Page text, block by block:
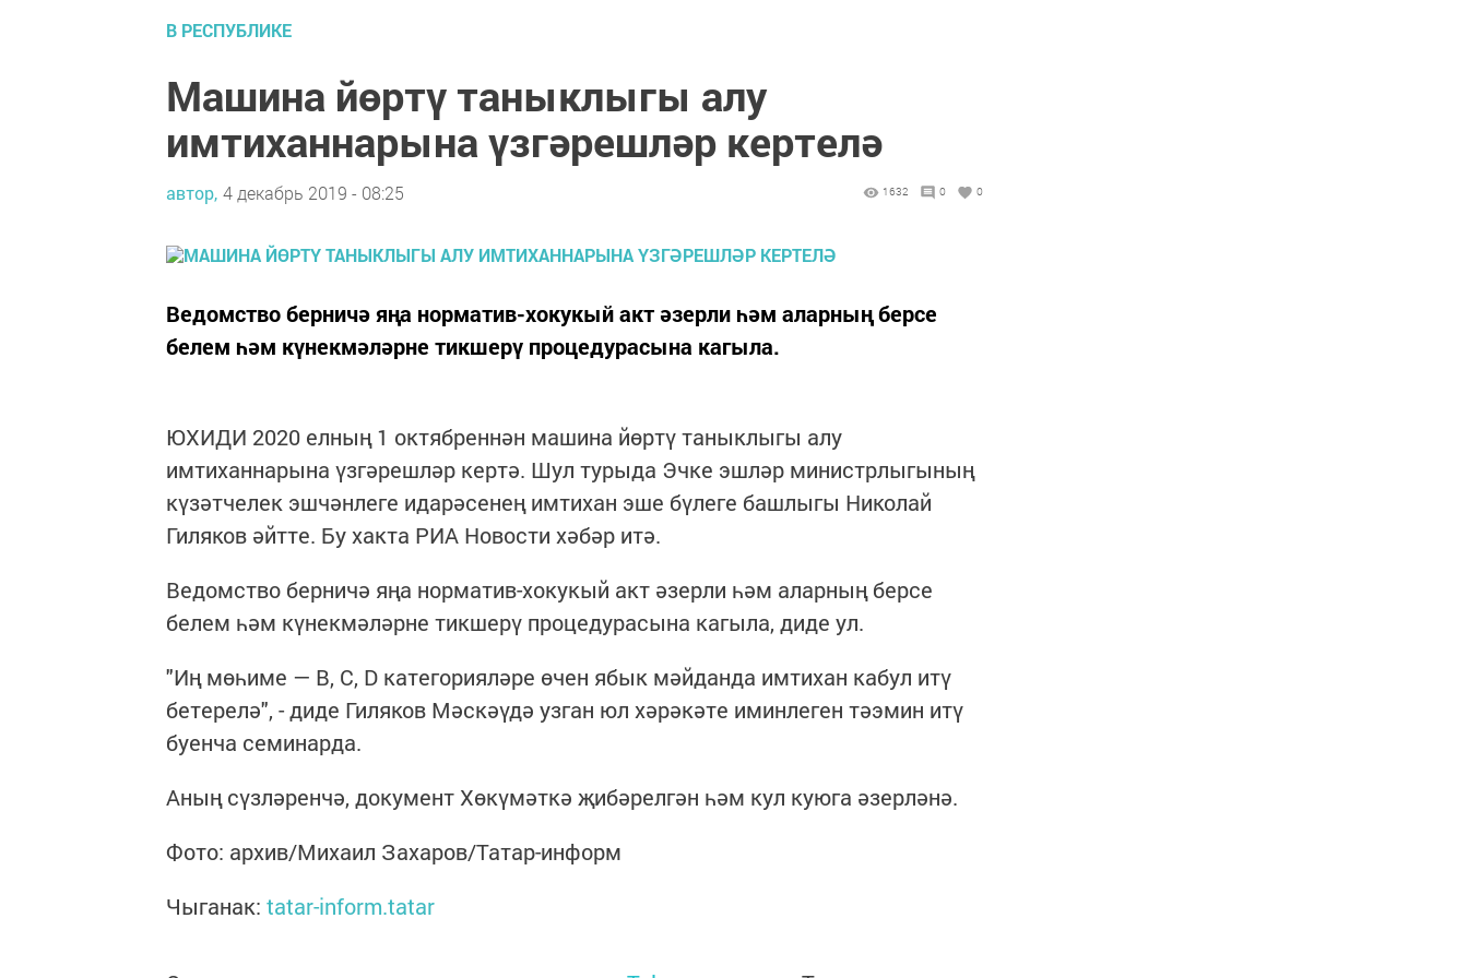
В РЕСПУБЛИКЕ
Машина йөртү таныклыгы алу
имтиханнарына үзгәрешләр кертелә
автор, 4 декабрь 2019 - 08:25 1632 0 0
Ведомство берничә яңа норматив-хокукый акт әзерли һәм аларның берсе
белем һәм күнекмәләрне тикшерү процедурасына кагыла.
ЮХИДИ 2020 елның 1 октябреннән машина йөртү таныклыгы алу
имтиханнарына үзгәрешләр кертә. Шул турыда Эчке эшләр министрлыгының
күзәтчелек эшчәнлеге идарәсенең имтихан эше бүлеге башлыгы Николай
Гиляков әйтте. Бу хакта РИА Новости хәбәр итә.
Ведомство берничә яңа норматив-хокукый акт әзерли һәм аларның берсе
белем һәм күнекмәләрне тикшерү процедурасына кагыла, диде ул.
"Иң мөһиме — B, C, D категорияләре өчен ябык мәйданда имтихан кабул итү
бетерелә", - диде Гиляков Мәскәүдә узган юл хәрәкәте иминлеген тәэмин итү
буенча семинарда.
Аның сүзләренчә, документ Хөкүмәткә җибәрелгән һәм кул куюга әзерләнә.
Фото: архив/Михаил Захаров/Татар-информ
Чыганак: tatar-inform.tatar